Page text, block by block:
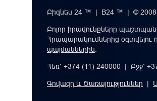
Բիզնես 24 ™ | B24 ™ | © 2008
Բոլոր իրավունքները
Հրապարակումներից օգտվելու
պայմաններին։
Հեռ՝ +374 (11) 240000 | Բջջ՝
Գովազդ և Ծառայություններ |